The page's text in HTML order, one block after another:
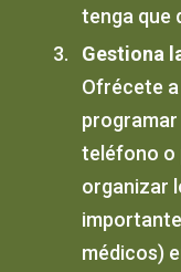
tenga que
Gestiona
Ofrécete
teléfono o
organizar
médicos)